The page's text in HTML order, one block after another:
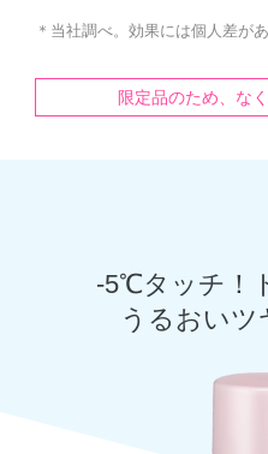
＊当社調べ。効果には個人差があ
限定品のため、な
-5℃タッチ！
うるおいツ